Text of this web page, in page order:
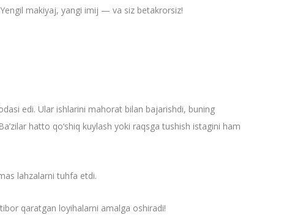
makiyaj, yangi imij — va siz betakrorsiz!
edi. Ular ishlarini mahorat bilan bajarishdi, buning
hatto qo‘shiq kuylash yoki raqsga tushish istagini ham
lahzalarni tuhfa etdi.
qaratgan loyihalarni amalga oshiradi!